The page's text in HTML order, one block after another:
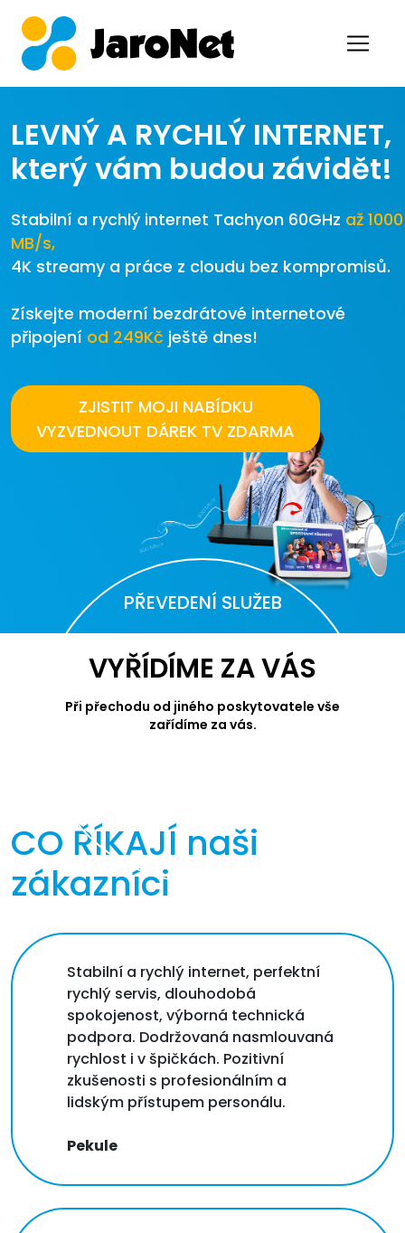
LEVNÝ A RYCHLÝ INTERNET,
který vám budou závidět!
Stabilní a rychlý internet Tachyon 60GHz až 1000
MB/s,
4K streamy a práce z cloudu bez kompromisů.
Získejte moderní bezdrátové internetové
připojení od 249Kč ještě dnes!
ZJISTIT MOJI NABÍDKU
VYZVEDNOUT DÁREK TV ZDARMA
PŘEVEDENÍ SLUŽEB
VYŘÍDÍME ZA VÁS
Při přechodu od jiného poskytovatele vše
zařídíme za vás.
CO ŘÍKAJÍ naši
zákazníci
Stabilní a rychlý internet, perfektní
rychlý servis, dlouhodobá
spokojenost, výborná technická
podpora. Dodržovaná nasmlouvaná
rychlost i v špičkách. Pozitivní
zkušenosti s profesionálním a
lidským přístupem personálu.
Pekule